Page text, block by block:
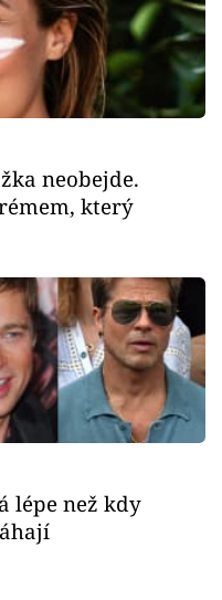
neobejde.
který
lépe než kdy